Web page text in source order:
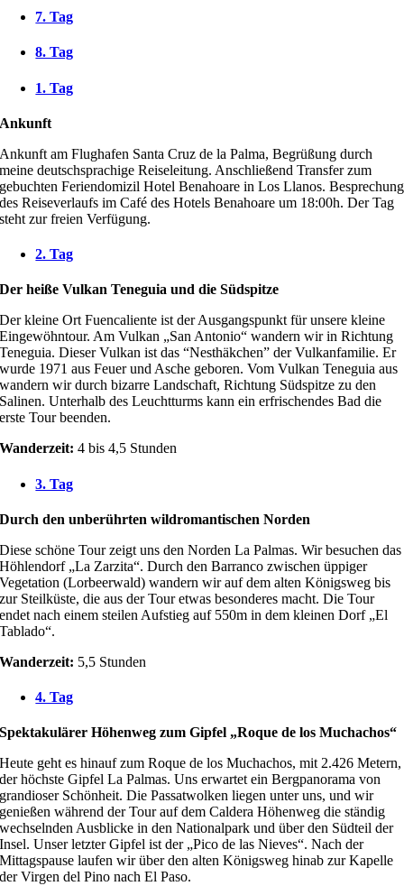
7. Tag
8. Tag
1. Tag
Ankunft
Ankunft am Flughafen Santa Cruz de la Palma, Begrüßung durch
meine deutschsprachige Reiseleitung. Anschließend Transfer zum
gebuchten Feriendomizil Hotel Benahoare in Los Llanos. Besprechung
des Reiseverlaufs im Café des Hotels Benahoare um 18:00h. Der Tag
steht zur freien Verfügung.
2. Tag
Der heiße Vulkan Teneguia und die Südspitze
Der kleine Ort Fuencaliente ist der Ausgangspunkt für unsere kleine
Eingewöhntour. Am Vulkan „San Antonio“ wandern wir in Richtung
Teneguia. Dieser Vulkan ist das “Nesthäkchen” der Vulkanfamilie. Er
wurde 1971 aus Feuer und Asche geboren. Vom Vulkan Teneguia aus
wandern wir durch bizarre Landschaft, Richtung Südspitze zu den
Salinen. Unterhalb des Leuchtturms kann ein erfrischendes Bad die
erste Tour beenden.
Wanderzeit:4 bis 4,5 Stunden
3. Tag
Durch den unberührten wildromantischen Norden
Diese schöne Tour zeigt uns den Norden La Palmas. Wir besuchen das
Höhlendorf „La Zarzita“. Durch den Barranco zwischen üppiger
Vegetation (Lorbeerwald) wandern wir auf dem alten Königsweg bis
zur Steilküste, die aus der Tour etwas besonderes macht. Die Tour
endet nach einem steilen Aufstieg auf 550m in dem kleinen Dorf „El
Tablado“.
Wanderzeit: 5,5 Stunden
4. Tag
Spektakulärer Höhenweg zum Gipfel „Roque de los Muchachos“
Heute geht es hinauf zum Roque de los Muchachos, mit 2.426 Metern,
der höchste Gipfel La Palmas. Uns erwartet ein Bergpanorama von
grandioser Schönheit. Die Passatwolken liegen unter uns, und wir
genießen während der Tour auf dem Caldera Höhenweg die ständig
wechselnden Ausblicke in den Nationalpark und über den Südteil der
Insel. Unser letzter Gipfel ist der „Pico de las Nieves“. Nach der
Mittagspause laufen wir über den alten Königsweg hinab zur Kapelle
der Virgen del Pino nach El Paso.